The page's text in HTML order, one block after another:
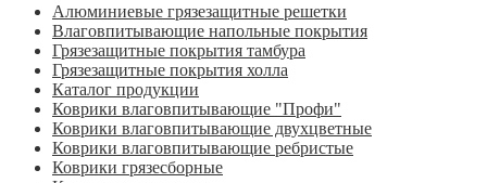
Алюминиевые грязезащитные решетки
Влаговпитывающие напольные покрытия
Грязезащитные покрытия тамбура
Грязезащитные покрытия холла
Каталог продукции
Коврики влаговпитывающие "Профи"
Коврики влаговпитывающие двухцветные
Коврики влаговпитывающие ребристые
Коврики грязесборные